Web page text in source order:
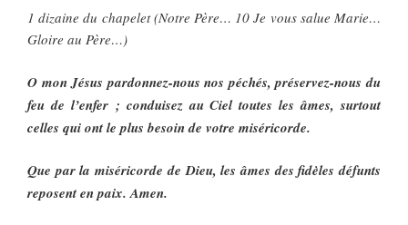
1 dizaine du chapelet (Notre Père… 10 Je vous salue Marie…
Gloire au Père…)
O mon Jésus pardonnez-nous nos péchés, préservez-nous du
feu de l’enfer ; conduisez au Ciel toutes les âmes, surtout
celles qui ont le plus besoin de votre miséricorde.
Que par la miséricorde de Dieu, les âmes des fidèles défunts
reposent en paix. Amen.